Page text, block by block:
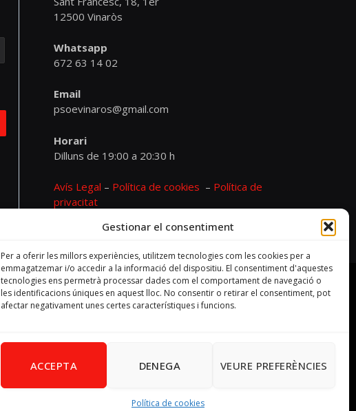
Gestionar el consentiment
Per a oferir les millors experiències, utilitzem tecnologies com les cookies per a
emmagatzemar i/o accedir a la informació del dispositiu. El consentiment d'aquestes
tecnologies ens permetrà processar dades com el comportament de navegació o
les identificacions úniques en aquest lloc. No consentir o retirar el consentiment, pot
afectar negativament unes certes característiques i funcions.
ACCEPTA DENEGA VEURE PREFERÈNCIES
Política de cookies
12500 Vinaròs
Whatsapp
672 63 14 02
Email
psoevinaros@gmail.com
Horari
Dilluns de 19:00 a 20:30 h
Avís Legal – Política de cookies – Política de
privacitat